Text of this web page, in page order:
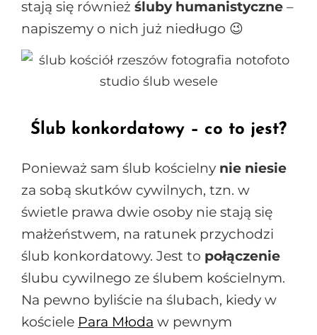
stają się również śluby humanistyczne –
napiszemy o nich już niedługo 😉
Ślub konkordatowy – co to jest?
Ponieważ sam ślub kościelny nie niesie
za sobą skutków cywilnych, tzn. w
świetle prawa dwie osoby nie stają się
małżeństwem, na ratunek przychodzi
ślub konkordatowy. Jest to połączenie
ślubu cywilnego ze ślubem kościelnym.
Na pewno byliście na ślubach, kiedy w
kościele Para Młoda w pewnym